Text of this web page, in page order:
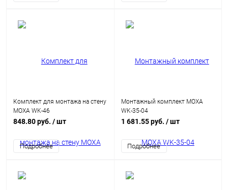
Комплект для монтажа на стену
MOXA WK-46
848.80 руб. / шт
Подробнее
Монтажный комплект MOXA
WK-35-04
1 681.55 руб. / шт
Подробнее